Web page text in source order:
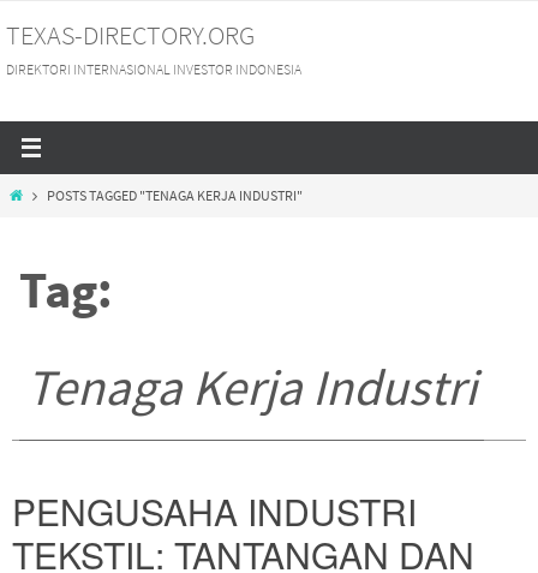
to
content
TEXAS-DIRECTORY.ORG
DIREKTORI INTERNASIONAL INVESTOR INDONESIA
HOMEPOSTS TAGGED "TENAGA KERJA INDUSTRI"
Tag:
Tenaga Kerja Industri
PENGUSAHA INDUSTRI
TEKSTIL: TANTANGAN DAN